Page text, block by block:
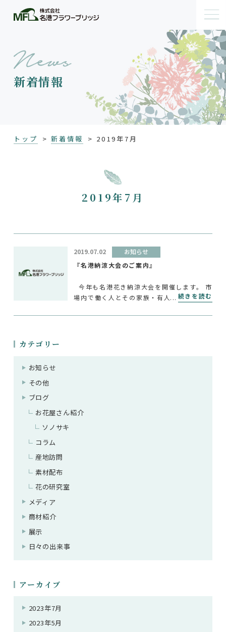
新着情報
トップ 新着情報 2019年7月
2019年7月
2019.07.02
お知らせ
『名港納涼大会のご案内』
今年も名港花き納涼大会を開催します。 市
場内で働く人とその家族・有人、買受人・買
にお越し下さい。 特等席で一緒に花火を見
続きを読む
カテゴリー
お知らせ
その他
ブログ
お花屋さん紹介
ソノサキ
コラム
産地訪問
素材配布
花の研究室
メディア
商材紹介
展示
日々の出来事
アーカイブ
2023年7月
2023年5月